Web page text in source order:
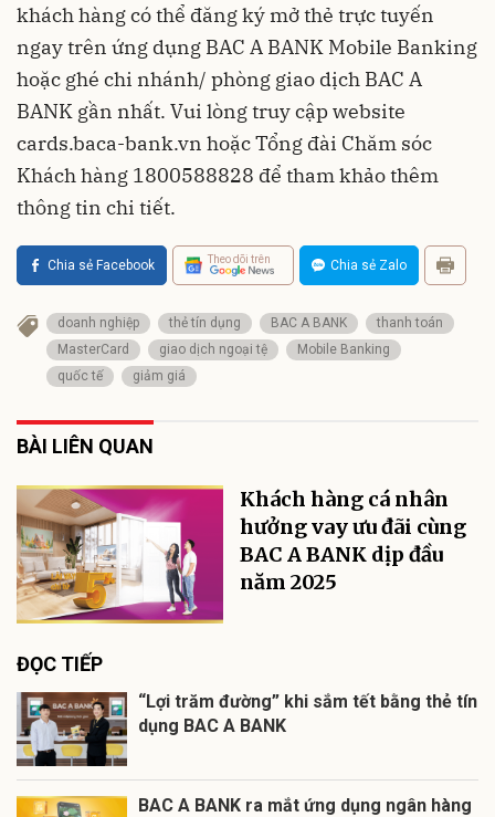
khách hàng có thể đăng ký mở thẻ trực tuyến
ngay trên ứng dụng BAC A BANK Mobile Banking
hoặc ghé chi nhánh/ phòng giao dịch BAC A
BANK gần nhất. Vui lòng truy cập website
cards.baca-bank.vn hoặc Tổng đài Chăm sóc
Khách hàng 1800588828 để tham khảo thêm
thông tin chi tiết.
Chia sẻ Facebook Theo dõi trên Chia sẻ Zalo
doanh nghiệp thẻ tín dụng BAC A BANK
thanh toán
MasterCard
giao dịch ngoại tệ
Mobile Banking
quốc tế
giảm giá
BÀI LIÊN QUAN
Khách hàng cá nhân
hưởng vay ưu đãi cùng
BAC A BANK dịp đầu
năm 2025
ĐỌC TIẾP
“Lợi trăm đường” khi sắm tết bằng thẻ tín
dụng BAC A BANK
BAC A BANK ra mắt ứng dụng ngân hàng